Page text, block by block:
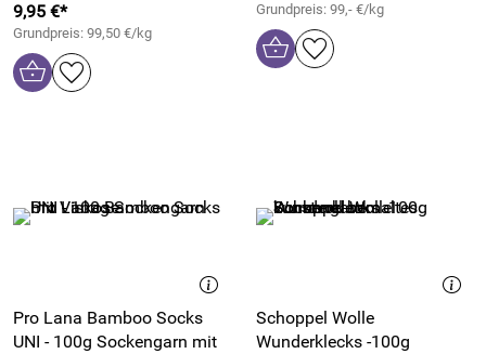
9,95 €*
Grundpreis: 99,50 €/kg
Grundpreis: 99,- €/kg
Pro Lana Bamboo Socks
UNI - 100g Sockengarn mit
Schoppel Wolle
Wunderklecks -100g